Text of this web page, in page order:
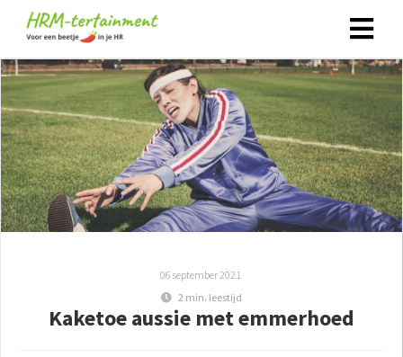
06 september 2021
2 min. leestijd
Kaketoe aussie met emmerhoed